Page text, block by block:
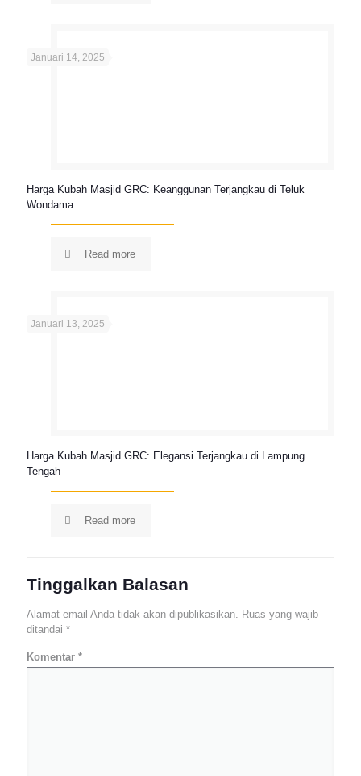
Januari 14, 2025
Harga Kubah Masjid GRC: Keanggunan Terjangkau di Teluk
Wondama
Read more
Januari 13, 2025
Harga Kubah Masjid GRC: Elegansi Terjangkau di Lampung
Tengah
Read more
Tinggalkan Balasan
Alamat email Anda tidak akan dipublikasikan. Ruas yang wajib
ditandai *
Komentar *